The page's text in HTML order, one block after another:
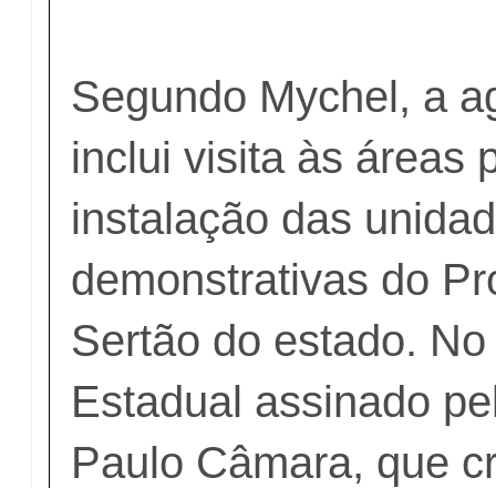
Segundo Mychel, a
inclui visita às áreas
instalação das
demonstrativas do
Sertão do estado.
Estadual assinado
Paulo Câmara, que